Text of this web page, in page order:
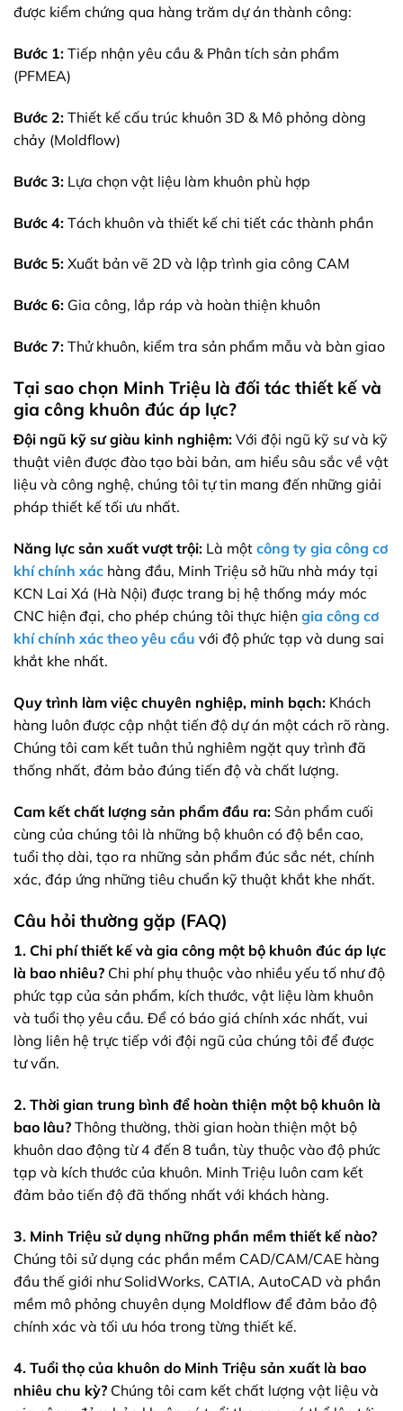
được kiểm chứng qua hàng trăm dự án thành công:
Bước 1: Tiếp nhận yêu cầu & Phân tích sản phẩm
(PFMEA)
Bước 2: Thiết kế cấu trúc khuôn 3D & Mô phỏng dòng
chảy (Moldflow)
Bước 3: Lựa chọn vật liệu làm khuôn phù hợp
Bước 4: Tách khuôn và thiết kế chi tiết các thành phần
Bước 5: Xuất bản vẽ 2D và lập trình gia công CAM
Bước 6: Gia công, lắp ráp và hoàn thiện khuôn
Bước 7: Thử khuôn, kiểm tra sản phẩm mẫu và bàn giao
Tại sao chọn Minh Triệu là đối tác thiết kế và
gia công khuôn đúc áp lực?
Đội ngũ kỹ sư giàu kinh nghiệm: Với đội ngũ kỹ sư và kỹ
thuật viên được đào tạo bài bản, am hiểu sâu sắc về vật
liệu và công nghệ, chúng tôi tự tin mang đến những giải
pháp thiết kế tối ưu nhất.
Năng lực sản xuất vượt trội: Là một công ty gia công cơ
khí chính xác hàng đầu, Minh Triệu sở hữu nhà máy tại
KCN Lai Xá (Hà Nội) được trang bị hệ thống máy móc
CNC hiện đại, cho phép chúng tôi thực hiện gia công cơ
khí chính xác theo yêu cầu với độ phức tạp và dung sai
khắt khe nhất.
Quy trình làm việc chuyên nghiệp, minh bạch: Khách
hàng luôn được cập nhật tiến độ dự án một cách rõ ràng.
Chúng tôi cam kết tuân thủ nghiêm ngặt quy trình đã
thống nhất, đảm bảo đúng tiến độ và chất lượng.
Cam kết chất lượng sản phẩm đầu ra: Sản phẩm cuối
cùng của chúng tôi là những bộ khuôn có độ bền cao,
tuổi thọ dài, tạo ra những sản phẩm đúc sắc nét, chính
xác, đáp ứng những tiêu chuẩn kỹ thuật khắt khe nhất.
Câu hỏi thường gặp (FAQ)
1. Chi phí thiết kế và gia công một bộ khuôn đúc áp lực
là bao nhiêu? Chi phí phụ thuộc vào nhiều yếu tố như độ
phức tạp của sản phẩm, kích thước, vật liệu làm khuôn
và tuổi thọ yêu cầu. Để có báo giá chính xác nhất, vui
lòng liên hệ trực tiếp với đội ngũ của chúng tôi để được
tư vấn.
2. Thời gian trung bình để hoàn thiện một bộ khuôn là
bao lâu? Thông thường, thời gian hoàn thiện một bộ
khuôn dao động từ 4 đến 8 tuần, tùy thuộc vào độ phức
tạp và kích thước của khuôn. Minh Triệu luôn cam kết
đảm bảo tiến độ đã thống nhất với khách hàng.
3. Minh Triệu sử dụng những phần mềm thiết kế nào?
Chúng tôi sử dụng các phần mềm CAD/CAM/CAE hàng
đầu thế giới như SolidWorks, CATIA, AutoCAD và phần
mềm mô phỏng chuyên dụng Moldflow để đảm bảo độ
chính xác và tối ưu hóa trong từng thiết kế.
4. Tuổi thọ của khuôn do Minh Triệu sản xuất là bao
nhiêu chu kỳ? Chúng tôi cam kết chất lượng vật liệu và